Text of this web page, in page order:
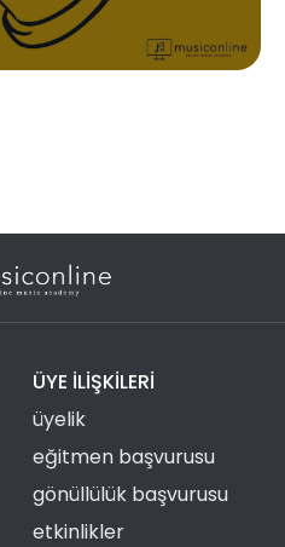
ÜYE ILIŞKILERI
üyelik
eğitmen başvurusu
gönüllülük başvurusu
etkinlikler